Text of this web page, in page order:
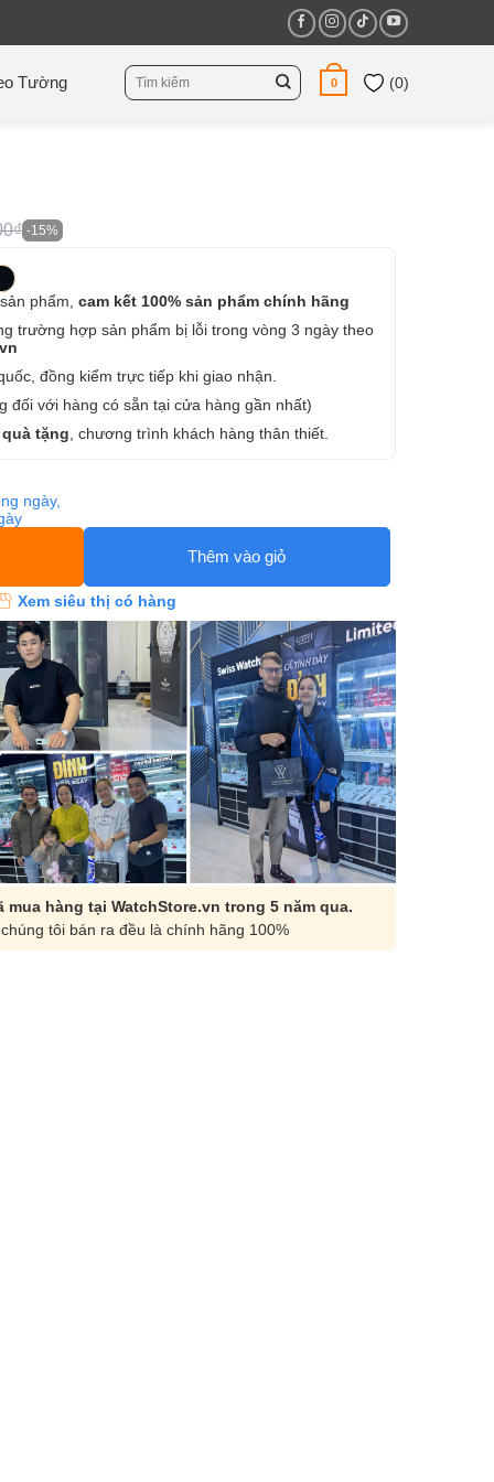
Tường
Tìm
kiếm:
0 (0)
-15%
phẩm, cam kết 100% sản phẩm chính hãng
trường hợp sản phẩm bị lỗi trong vòng 3 ngày theo
đồng kiểm trực tiếp khi giao nhận.
đối với hàng có sẵn tại cửa hàng gần nhất)
tặng , chương trình khách hàng thân thiết.
ngày,
Thêm vào giỏ
Xem siêu thị có hàng
mua hàng tại WatchStore.vn trong 5 năm qua.
tôi bán ra đều là chính hãng 100%